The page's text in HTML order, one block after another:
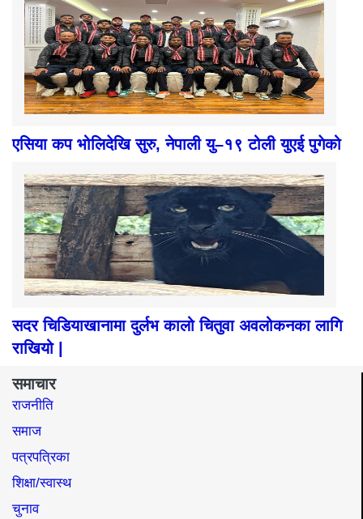
एसिया कप भोलिदेखि सुरु, नेपाली यु–१९ टोली युएई पुगेको
सदर चिडियाखानामा दुर्लभ कालो चितुवा अवलोकनका लागि
राखियो |
समाचार
राजनीति
समाज​
पत्रपत्रिका
शिक्षा/स्वास्थ
चुनाव